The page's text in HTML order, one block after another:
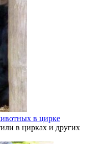
в цирке
в цирках и других